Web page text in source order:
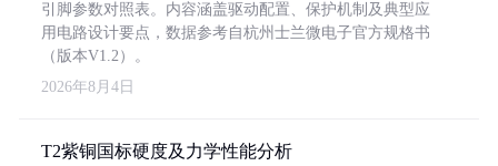
引脚参数对照表。内容涵盖驱动配置、保护机制及典型应
用电路设计要点，数据参考自杭州士兰微电子官方规格书
（版本V1.2）。
2026年8月4日
T2紫铜国标硬度及力学性能分析